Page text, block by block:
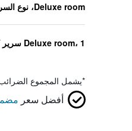
Deluxe room، نوع السرير غير معروف
Deluxe room، 1 سرير كينغ
*يشمل المجموع
أفضل سعر